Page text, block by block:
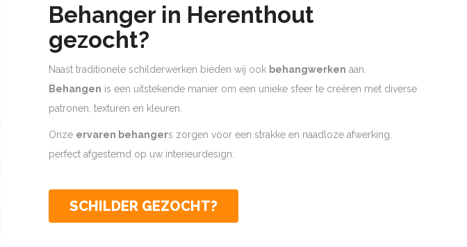
Behanger in Herenthout
gezocht?
Naast traditionele schilderwerken bieden wij ook behangwerken aan.
Behangen is een uitstekende manier om een unieke sfeer te creëren met diverse
patronen, texturen en kleuren.
Onze ervaren behangers zorgen voor een strakke en naadloze afwerking,
perfect afgestemd op uw interieurdesign.
SCHILDER GEZOCHT?